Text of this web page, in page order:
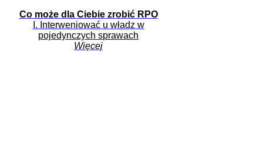
Co może dla Ciebie zrobić RPO
I. Interweniować u władz w
pojedynczych sprawach
Więcej